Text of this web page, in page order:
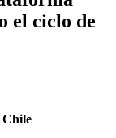
el ciclo de
Chile